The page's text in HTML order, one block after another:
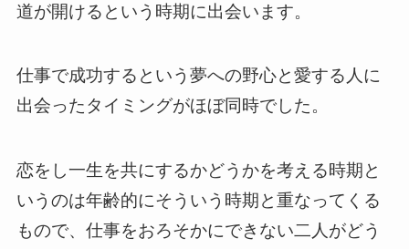
道が開けるという時期に出会います。
仕事で成功するという夢への野心と愛する人に
出会ったタイミングがほぼ同時でした。
恋をし一生を共にするかどうかを考える時期と
いうのは年齢的にそういう時期と重なってくる
もので、仕事をおろそかにできない二人がどう